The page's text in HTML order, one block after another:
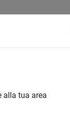
alla tua area